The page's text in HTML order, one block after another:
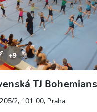
+9
TJ Bohemians
2, 101 00, Praha